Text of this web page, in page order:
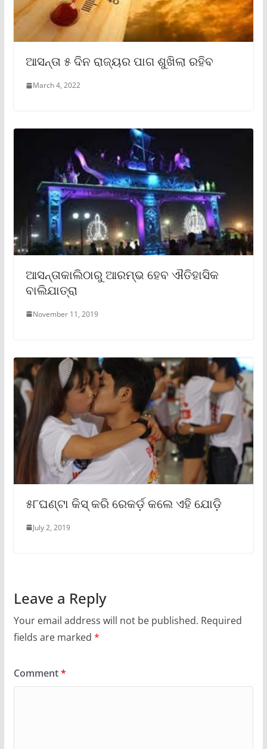
ଆସନ୍ତା ୫ ଦିନ ରାଜ୍ୟର ପାଗ ଶୁଖିଲା ରହିବ
March 4, 2022
ଆସନ୍ତାକାଲିଠାରୁ ଆରମ୍ଭ ହେବ ଐତିହାସିକ
ବାଲିଯାତ୍ରା
November 11, 2019
୫୮ଘଣ୍ଟା କିସ୍ କରି ରେକର୍ଡ଼ କଲେ ଏହି ଯୋଡ଼ି
July 2, 2019
Leave a Reply
Your email address will not be published. Required
fields are marked *
Comment*